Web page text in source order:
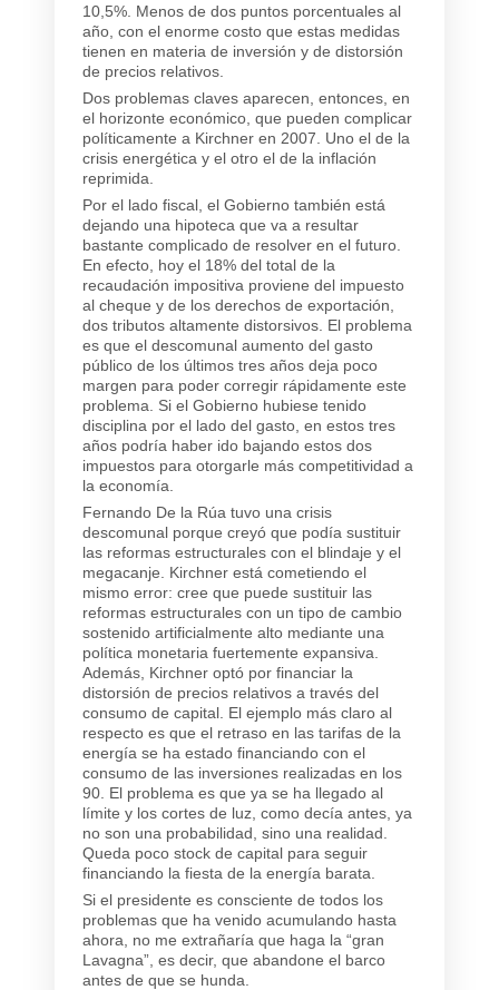
10,5%. Menos de dos puntos porcentuales al
año, con el enorme costo que estas medidas
tienen en materia de inversión y de distorsión
de precios relativos.
Dos problemas claves aparecen, entonces, en
el horizonte económico, que pueden complicar
políticamente a Kirchner en 2007. Uno el de la
crisis energética y el otro el de la inflación
reprimida.
Por el lado fiscal, el Gobierno también está
dejando una hipoteca que va a resultar
bastante complicado de resolver en el futuro.
En efecto, hoy el 18% del total de la
recaudación impositiva proviene del impuesto
al cheque y de los derechos de exportación,
dos tributos altamente distorsivos. El problema
es que el descomunal aumento del gasto
público de los últimos tres años deja poco
margen para poder corregir rápidamente este
problema. Si el Gobierno hubiese tenido
disciplina por el lado del gasto, en estos tres
años podría haber ido bajando estos dos
impuestos para otorgarle más competitividad a
la economía.
Fernando De la Rúa tuvo una crisis
descomunal porque creyó que podía sustituir
las reformas estructurales con el blindaje y el
megacanje. Kirchner está cometiendo el
mismo error: cree que puede sustituir las
reformas estructurales con un tipo de cambio
sostenido artificialmente alto mediante una
política monetaria fuertemente expansiva.
Además, Kirchner optó por financiar la
distorsión de precios relativos a través del
consumo de capital. El ejemplo más claro al
respecto es que el retraso en las tarifas de la
energía se ha estado financiando con el
consumo de las inversiones realizadas en los
90. El problema es que ya se ha llegado al
límite y los cortes de luz, como decía antes, ya
no son una probabilidad, sino una realidad.
Queda poco stock de capital para seguir
financiando la fiesta de la energía barata.
Si el presidente es consciente de todos los
problemas que ha venido acumulando hasta
ahora, no me extrañaría que haga la “gran
Lavagna”, es decir, que abandone el barco
antes de que se hunda.